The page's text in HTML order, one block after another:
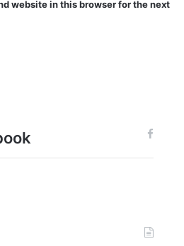
website in this browser for the next